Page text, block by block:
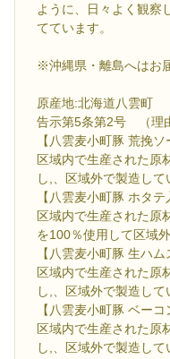
ように、日々よく観察
てています。
※沖縄県・離島へはお
原産地:北海道八雲町
告示第5条第2号 （理
【八雲麦小町豚 荒挽ソ
区域内で生産された原
し,、区域外で製造して
【八雲麦小町豚 ホタテ
区域内で生産された原
を100％使用して区域
【八雲麦小町豚 生ハム
区域内で生産された原
し,、区域外で製造して
【八雲麦小町豚 ベーコ
区域内で生産された原
し,、区域外で製造して